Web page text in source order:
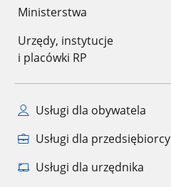
Ministerstwa
Urzędy, instytucje
i placówki RP
Usługi dla obywatela
Usługi dla przedsiębiorcy
Usługi dla urzędnika